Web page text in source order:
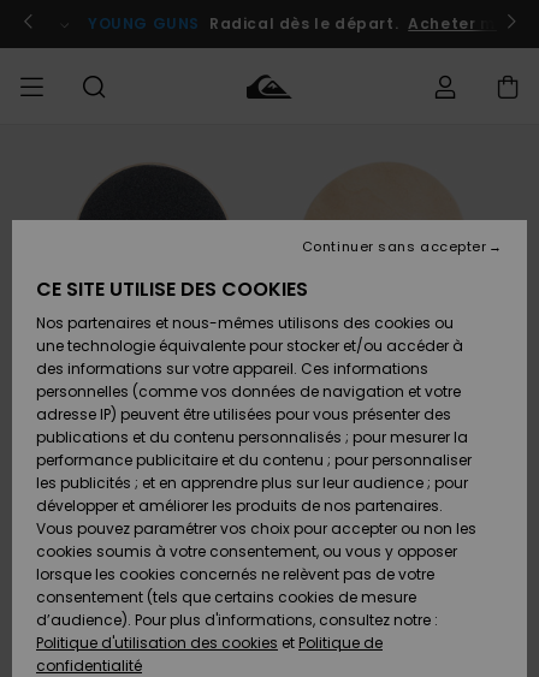
l'information
le
Se connecter / s'inscrire
YOUNG GUNS Radical dès le départ. Acheter
Vêtements
Chaussures
& Tongs
Surf
Snow
Nouveautés
Vêtements
Chaussures
& Tongs
Surf
Snow
Nouveautés
FEMME
Shop
A
Découvrir
Snow
SURF
Surf
Shop
Homme
Surf
Shop
Enfant
Highlights
Communauté
SNOW
Snow
Shop
Homme
Snow
Shop
Enfant
Snow
Shop
Femme
A
Découvrir
Communauté
OUTLET
Outlet
Homme
Enfant
Outlet
Femme
AIDE &
CONTACT
ma
commande
Retours
Paiement
Carte
Cadeau
Quiksilver
Freedom
Protection
des
MAGASINS
CE SITE UTILISE DES COOKIES
Nos partenaires et nous-mêmes utilisons des cookies ou
une technologie équivalente pour stocker et/ou accéder à
des informations sur votre appareil. Ces informations
personnelles (comme vos données de navigation et votre
adresse IP) peuvent être utilisées pour vous présenter des
publications et du contenu personnalisés ; pour mesurer la
performance publicitaire et du contenu ; pour personnaliser
les publicités ; et en apprendre plus sur leur audience ; pour
développer et améliorer les produits de nos partenaires.
Vous pouvez paramétrer vos choix pour accepter ou non les
cookies soumis à votre consentement, ou vous y opposer
lorsque les cookies concernés ne relèvent pas de votre
consentement (tels que certains cookies de mesure
d’audience). Pour plus d'informations, consultez notre :
Politique d'utilisation des cookies et Politique de
confidentialité
Continuer sans accepter